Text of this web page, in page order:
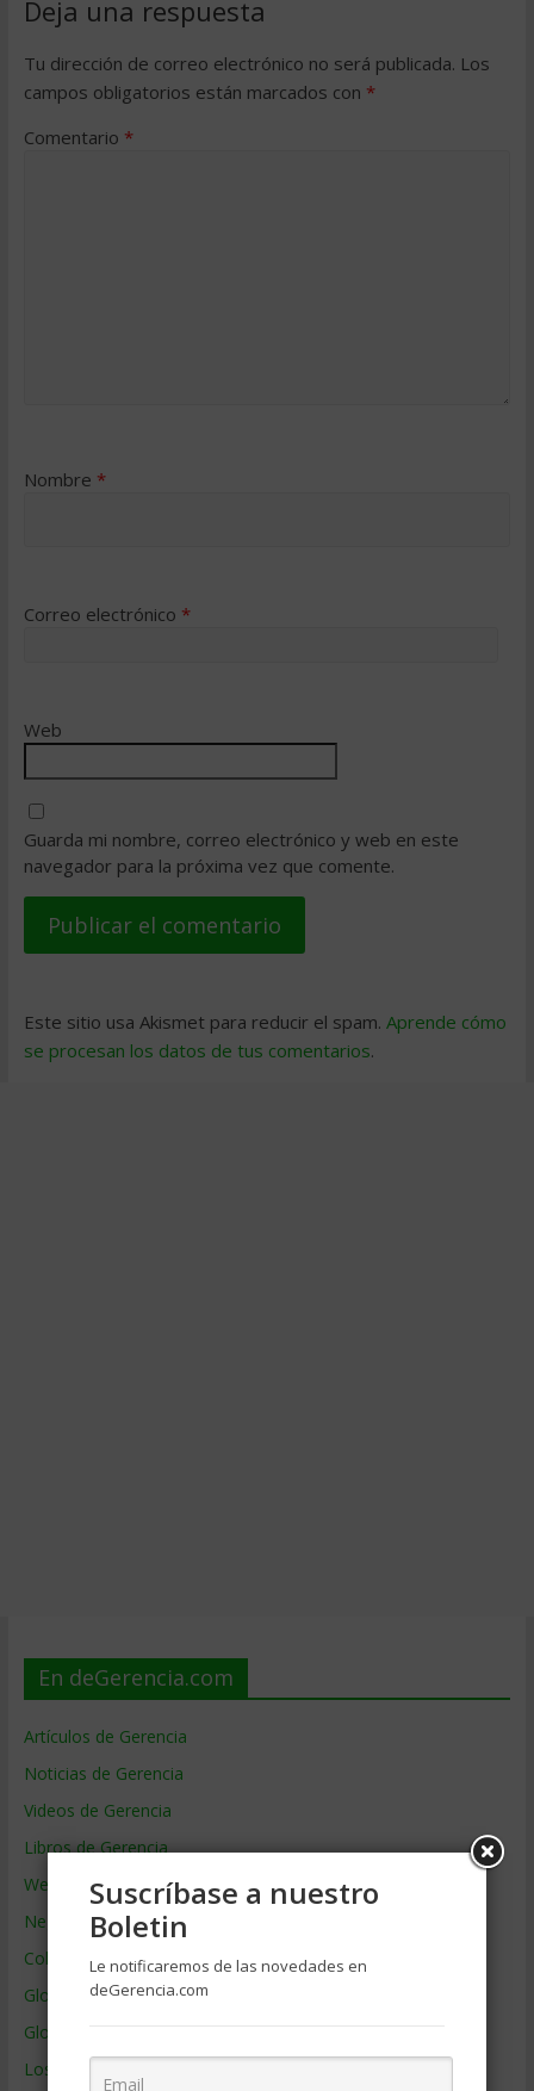
Deja una respuesta
Tu dirección de correo electrónico no será publicada. Los
campos obligatorios están marcados con *
Comentario *
Nombre *
Correo electrónico *
Web
Guarda mi nombre, correo electrónico y web en este
navegador para la próxima vez que comente.
Este sitio usa Akismet para reducir el spam. Aprende cómo
se procesan los datos de tus comentarios.
En deGerencia.com
Artículos de Gerencia
Noticias de Gerencia
Videos de Gerencia
Libros de Gerencia
Webs de Gerencia
Negocios por País
Colaboradores de Gerencia
Glosario
Glosario Inglés – Español
Los mejores MBA
Suscríbase a nuestro
Boletin
Le notificaremos de las novedades en
deGerencia.com